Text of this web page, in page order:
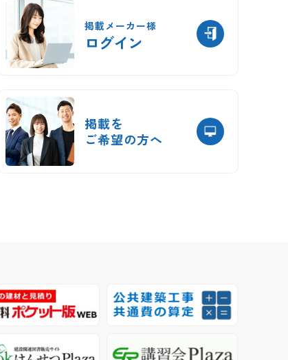
掲載メーカー様
ログイン
掲載を
ご希望の方へ